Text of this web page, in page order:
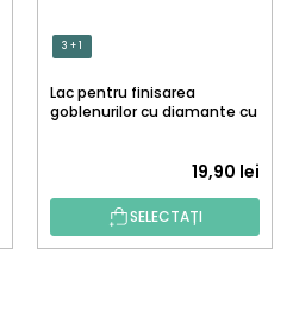
3 + 1
Lac pentru finisarea
goblenurilor cu diamante cu
19,90 lei
SELECTAȚI